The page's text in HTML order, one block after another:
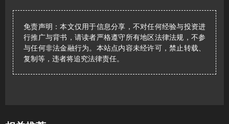
免责声明：本文仅用于信息分享，不对任何经验与投资进
行推广与背书，请读者严格遵守所有地区法律法规，不参
与任何非法金融行为。本站点内容未经许可，禁止转载、
复制等，违者将追究法律责任。